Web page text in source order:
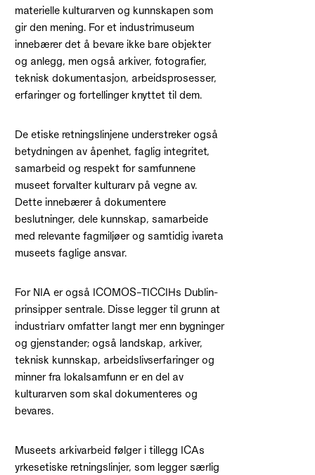
materielle kulturarven og kunnskapen som
gir den mening. For et industrimuseum
innebærer det å bevare ikke bare objekter
og anlegg, men også arkiver, fotografier,
teknisk dokumentasjon, arbeidsprosesser,
erfaringer og fortellinger knyttet til dem.
De etiske retningslinjene understreker også
betydningen av åpenhet, faglig integritet,
samarbeid og respekt for samfunnene
museet forvalter kulturarv på vegne av.
Dette innebærer å dokumentere
beslutninger, dele kunnskap, samarbeide
med relevante fagmiljøer og samtidig ivareta
museets faglige ansvar.
For NIA er også ICOMOS–TICCIHs Dublin-
prinsipper sentrale. Disse legger til grunn at
industriarv omfatter langt mer enn bygninger
og gjenstander; også landskap, arkiver,
teknisk kunnskap, arbeidslivserfaringer og
minner fra lokalsamfunn er en del av
kulturarven som skal dokumenteres og
bevares.
Museets arkivarbeid følger i tillegg ICAs
yrkesetiske retningslinjer, som legger særlig